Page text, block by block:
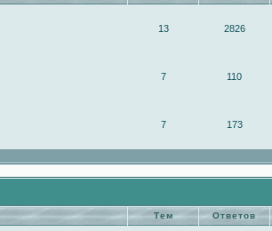
13 2826
7 110
7
173
Тем Ответов